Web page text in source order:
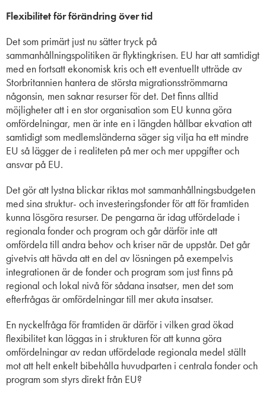
Flexibilitet för förändring över tid
Det som primärt just nu sätter tryck på
sammanhållningspolitiken är flyktingkrisen. EU har att samtidigt
med en fortsatt ekonomisk kris och ett eventuellt utträde av
Storbritannien hantera de största migrationsströmmarna
någonsin, men saknar resurser för det. Det finns alltid
möjligheter att i en stor organisation som EU kunna göra
omfördelningar, men är inte en i längden hållbar ekvation att
samtidigt som medlemsländerna säger sig vilja ha ett mindre
EU så lägger de i realiteten på mer och mer uppgifter och
ansvar på EU.
Det gör att lystna blickar riktas mot sammanhållningsbudgeten
med sina struktur- och investeringsfonder för att för framtiden
kunna lösgöra resurser. De pengarna är idag utfördelade i
regionala fonder och program och går därför inte att
omfördela till andra behov och kriser när de uppstår. Det går
givetvis att hävda att en del av lösningen på exempelvis
integrationen är de fonder och program som just finns på
regional och lokal nivå för sådana insatser, men det som
efterfrågas är omfördelningar till mer akuta insatser.
En nyckelfråga för framtiden är därför i vilken grad ökad
flexibilitet kan läggas in i strukturen för att kunna göra
omfördelningar av redan utfördelade regionala medel ställt
mot att helt enkelt bibehålla huvudparten i centrala fonder och
program som styrs direkt från EU?